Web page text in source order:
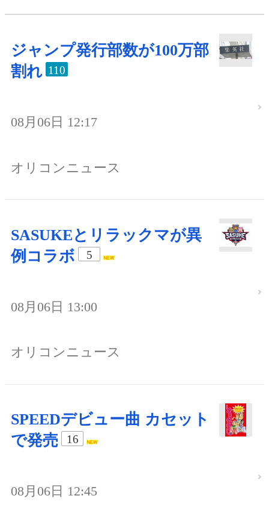
ジャンプ発行部数が100万部
割れ 110
08月06日 12:17
オリコンニュース
SASUKEとリラックマが異
例コラボ
5
08月06日 13:00
オリコンニュース
SPEEDデビュー曲 カセット
で発売
16
08月06日 12:45